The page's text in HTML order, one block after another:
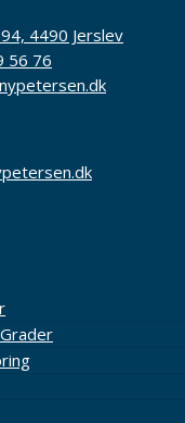
4490 Jerslev
56 76